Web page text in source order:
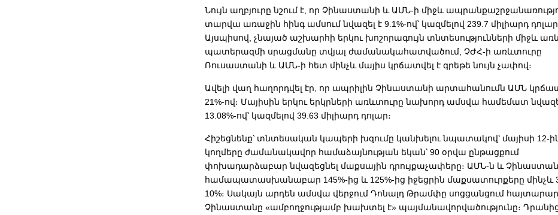
Նույն աղբյուրը նշում է, որ Չինաստանի և ԱՄՆ-ի միջև
տարվա առաջին հինգ ամսում նվազել է 9.1%-ով՝ կազմելով 239.7 միլիարդ
Այսպիսով, չնայած աշխարհի երկու խոշորագույն տնտեսությունների միջև
պատերազմի սրացմանը տվյալ ժամանակահատվածում, ՉԺՀ-ի առևտուրը
Ռուսաստանի և ԱՄՆ-ի հետ մինչև մայիս կրճատվել է գրեթե նույն չափով։
Ավելի վաղ հաղորդվել էր, որ ապրիլին Չինաստանի արտահանումն ԱՄՆ
21%-ով։ Մայիսին երկու երկրների առևտուրը նախորդ ամսվա համեմատ
13.08%-ով՝ կազմելով 39.63 միլիարդ դոլար։
Հիշեցնենք՝ տնտեսական կապերի խզումը կանխելու նպատակով՝ մայիսի 12-
կողմերը ժամանակավոր համաձայնության եկան՝ 90 օրվա ընթացքում
փոխադարձաբար նվազեցնել մաքսային դրույքաչափերը։ ԱՄՆ-ն և
համապատասխանաբար 145%-ից և 125%-ից իջեցրին մաքսատուրքերը մինչև
10%։ Սակայն արդեն ամսվա վերջում Դոնալդ Թրամփը սոցցանցում
Չինաստանը «ամբողջությամբ խախտել է» պայմանավորվածությունը։